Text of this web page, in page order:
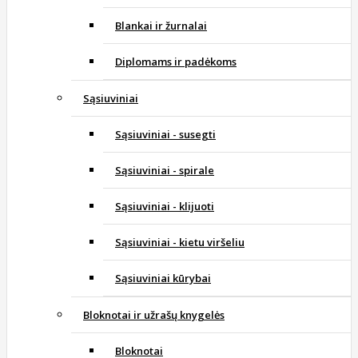
Blankai ir žurnalai
Diplomams ir padėkoms
Sąsiuviniai
Sąsiuviniai - susegti
Sąsiuviniai - spirale
Sąsiuviniai - klijuoti
Sąsiuviniai - kietu viršeliu
Sąsiuviniai kūrybai
Bloknotai ir užrašų knygelės
Bloknotai